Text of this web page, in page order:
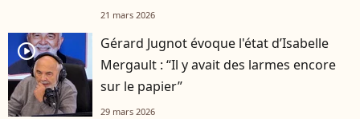
21 mars 2026
player2
Gérard Jugnot évoque l'état d’Isabelle
Mergault : “Il y avait des larmes encore
sur le papier”
29 mars 2026